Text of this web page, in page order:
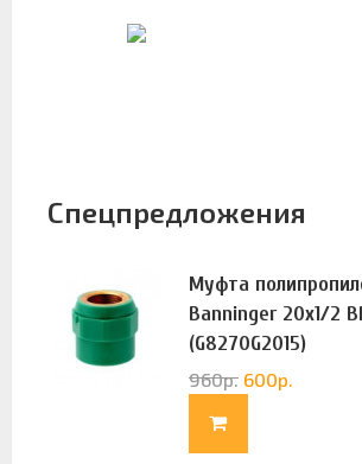
Спецпредложения
Муфта
Banninger 20х1/2
(G8270G2015)
960р. 600р.